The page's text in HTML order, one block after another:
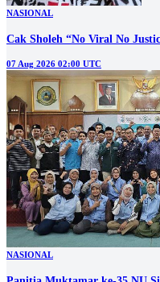
NASIONAL
Cak Sholeh “No Viral No
07 Aug 2026 02:00 UTC
NASIONAL